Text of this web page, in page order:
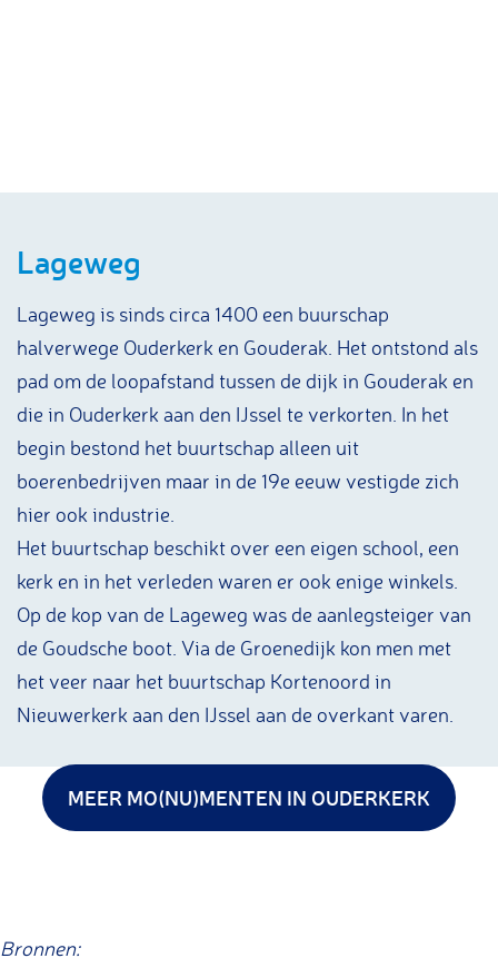
Lageweg
Lageweg is sinds circa 1400 een buurschap
halverwege Ouderkerk en Gouderak. Het ontstond als
pad om de loopafstand tussen de dijk in Gouderak en
die in Ouderkerk aan den IJssel te verkorten. In het
begin bestond het buurtschap alleen uit
boerenbedrijven maar in de 19e eeuw vestigde zich
hier ook industrie.
Het buurtschap beschikt over een eigen school, een
kerk en in het verleden waren er ook enige winkels.
Op de kop van de Lageweg was de aanlegsteiger van
de Goudsche boot. Via de Groenedijk kon men met
het veer naar het buurtschap Kortenoord in
Nieuwerkerk aan den IJssel aan de overkant varen.
MEER MO(NU)MENTEN IN OUDERKERK
Bronnen: